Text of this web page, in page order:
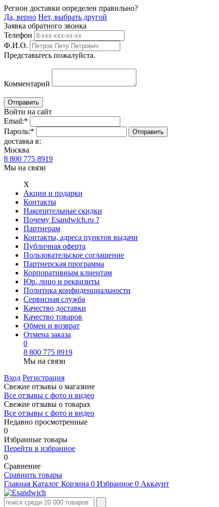
Регион доставки определен правильно?
Да, верно Нет, выбрать другой
Заявка обратного звонка
Телефон
Ф.И.О.
Представьтесь пожалуйста.
Комментарий
Войти на сайт
Email:*
Пароль:*
доставка в:
Москва
8 800 775 8919
Мы на связи
Х
Акции и подарки
Контакты
Накопительные скидки
Почему Esandwich.ru ?
Партнерам
Контакты, адреса пунктов выдачи
Публичная оферта
Пользовательское соглашение
Партнерская программа
Корпоративным клиентам
Юр. лицо и реквизиты
Политика конфиденциальности
Сервисная служба
Качество доставки
Качество товаров
Обмен и возврат
Отмена заказа
0
8 800 775 8919
Мы на связи
Вход Регистрация
Свежие отзывы о магазине
Все отзывы с фото и видео
Свежие отзывы о товарах
Все отзывы c фото и видео
Недавно просмотренные
0
Избранные товары
Перейти в избранное
0
Сравнение
Сравнить товары
Главная Каталог Корзина 0 Избранное 0 Аккаунт